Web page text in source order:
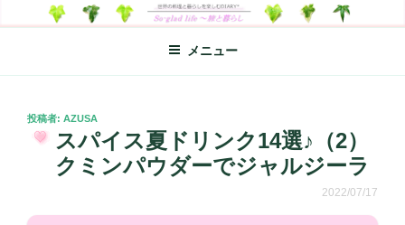
ン
ン
SO-GLAD LIFE～旅と暮らし
世界の料理のエッセイやレシピ、シンプルライフ、楽しい暮らしなどを
綴る、世界248か国を旅した松本あづさのDIARYです
メニュー
投
稿
投稿者: AZUSA
スパイス夏ドリンク14選♪（2）
クミンパウダーでジャルジーラ
2022/07/17